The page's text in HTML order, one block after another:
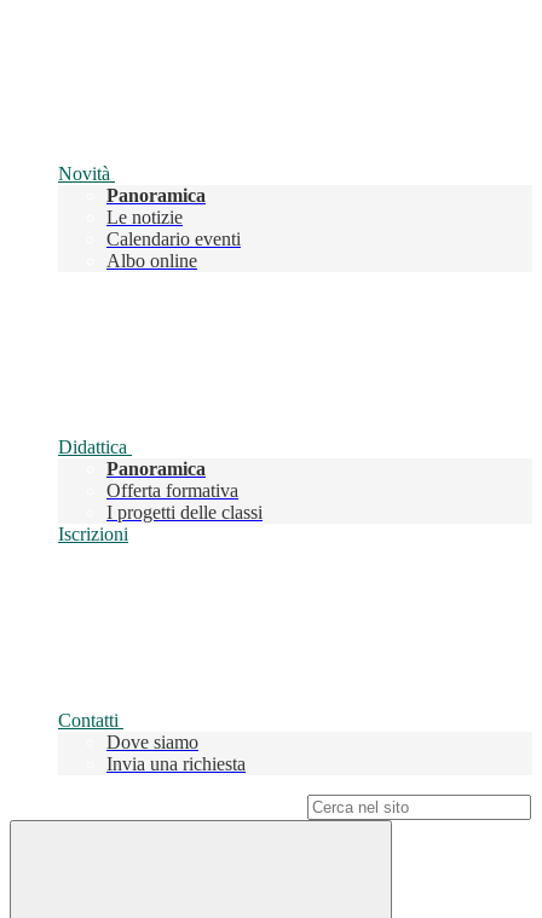
Novità
Panoramica
Le notizie
Calendario eventi
Albo online
Didattica
Panoramica
Offerta formativa
I progetti delle classi
Iscrizioni
Contatti
Dove siamo
Invia una richiesta